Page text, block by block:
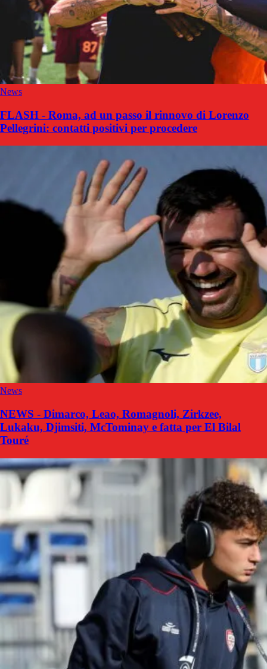
News
FLASH - Roma, ad un passo il rinnovo di Lorenzo
Pellegrini: contatti positivi per procedere
News
NEWS - Dimarco, Leao, Romagnoli, Zirkzee,
Lukaku, Djimsiti, McTominay e fatta per El Bilal
Touré